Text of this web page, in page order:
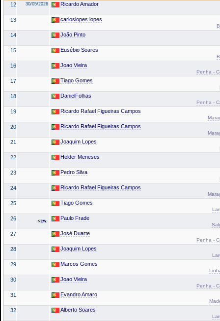
12 30/05/2026 Ricardo Amador
13 carloslopes lopes
14 João Pinto
15 Eusébio Soares
16 Joao Vieira
Penha -
17 Tiago Gomes
18 DanielFolhas
Penha -
19 Ricardo Rafael Figueiras Campos
20 Ricardo Rafael Figueiras Campos
21 Joaquim Lopes
22 Helder Meneses
23 Pedro Silva
24 Ricardo Rafael Figueiras Campos
25 Tiago Gomes
26 Paulo Frade
27 José Duarte
Penha -
28 Joaquim Lopes
29 Marcos Gomes
30 Joao Vieira
Penha -
31 Evandro Amaro
32 Alberto Soares